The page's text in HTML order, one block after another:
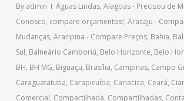
By admin Águas Lindas, Alagoas - Precisou de
Conosco, compare orçamentos!, Aracaju -
Mudanças, Araripina - Compare Preços, Bahia,
Sul, Balneário Camboriú, Belo Horizonte, Belo
BH, BH MG, Biguaçu, Brasília, Campinas, Campo
Caraguatatuba, Carapicuíba, Cariacica, Ceará,
Comercial, Compartilhada, Compartilhadas,